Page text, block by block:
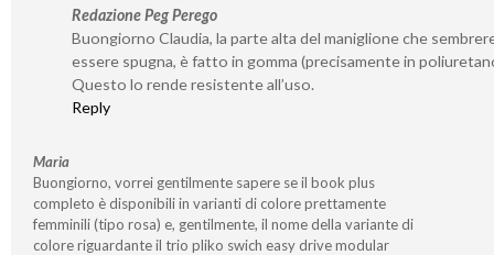
Redazione Peg Perego
Buongiorno Claudia, la parte alta del maniglione che
essere spugna, è fatto in gomma (precisamente in
Questo lo rende resistente all’uso.
Reply
Maria
Buongiorno, vorrei gentilmente sapere se il book plus
completo è disponibili in varianti di colore prettamente
femminili (tipo rosa) e, gentilmente, il nome della variante di
colore riguardante il trio pliko swich easy drive modular